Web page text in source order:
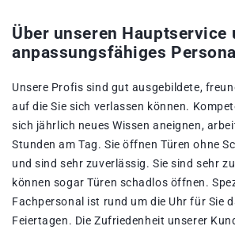
Über unseren Hauptservice
anpassungsfähiges
Unsere Profis sind gut ausgebildete,
auf die Sie sich verlassen können.
sich jährlich neues Wissen aneignen,
Stunden am Tag. Sie öffnen Türen ohne
und sind sehr zuverlässig. Sie sind sehr
können sogar Türen schadlos öffnen.
Fachpersonal ist rund um die Uhr für Sie
Feiertagen. Die Zufriedenheit unserer